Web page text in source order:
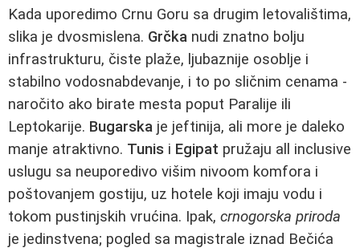
Kada uporedimo Crnu Goru sa drugim letovalištima,
slika je dvosmislena. Grčka nudi znatno bolju
infrastrukturu, čiste plaže, ljubaznije osoblje i
stabilno vodosnabdevanje, i to po sličnim cenama -
naročito ako birate mesta poput Paralije ili
Leptokarije. Bugarska je jeftinija, ali more je daleko
manje atraktivno. Tunis i Egipat pružaju all inclusive
uslugu sa neuporedivo višim nivoom komfora i
poštovanjem gostiju, uz hotele koji imaju vodu i
tokom pustinjskih vrućina. Ipak, crnogorska priroda
je jedinstvena; pogled sa magistrale iznad Bečića